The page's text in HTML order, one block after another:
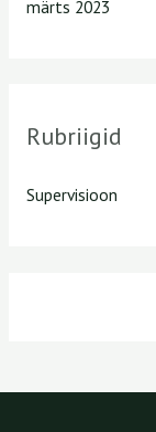
märts 2023
Rubriigid
Supervisioon